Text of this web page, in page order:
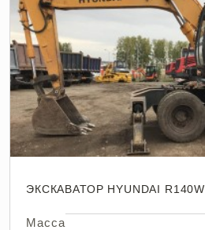
ЭКСКАВАТОР HYUNDAI R140W
Масса